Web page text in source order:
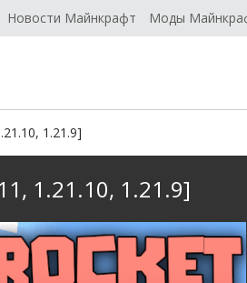
Новости Майнкрафт Моды
1.21.9]
1.21.10, 1.21.9]